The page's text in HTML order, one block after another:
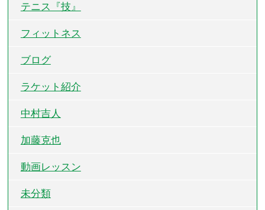
テニス『技』
フィットネス
ブログ
ラケット紹介
中村吉人
加藤克也
動画レッスン
未分類